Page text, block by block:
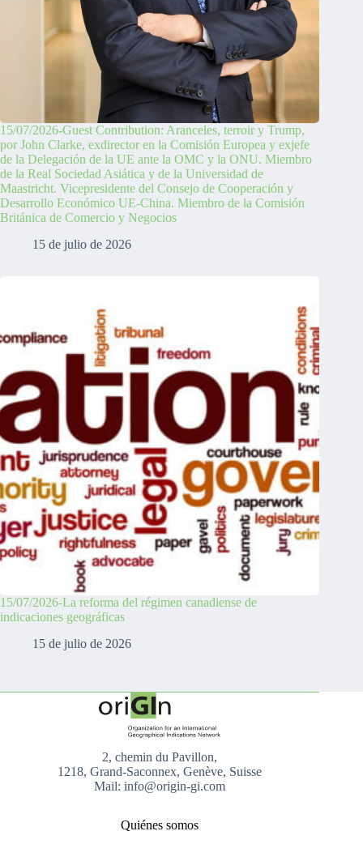
15/07/2026-Guest Contribution: Aranceles, terroir y Trump,
por John Clarke, exdirector en la Comisión Europea y exjefe
de la Delegación de la UE ante la OMC y la ONU. Miembro
de la Real Sociedad Asiática y de la Universidad de
Maastricht. Vicepresidente del Consejo de Cooperación y
Desarrollo Económico UE-China. Miembro de la Comisión
Británica de Comercio y Negocios
15 de julio de 2026
15/07/2026-La reforma del régimen canadiense de
indicaciones geográficas
15 de julio de 2026
2, chemin du Pavillon,
1218, Grand-Saconnex, Genève, Suisse
Mail: info@origin-gi.com
Quiénes somos